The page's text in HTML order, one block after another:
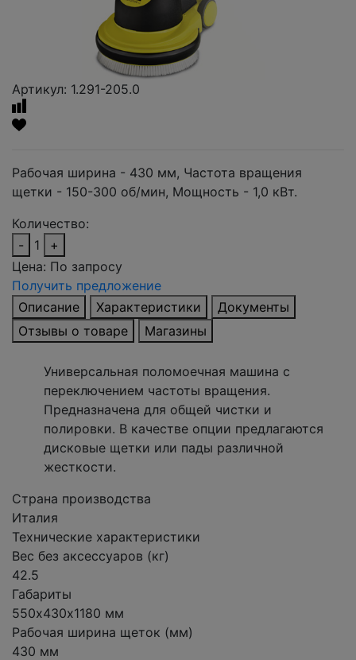
Артикул: 1.291-205.0
Рабочая ширина - 430 мм, Частота вращения
щетки - 150-300 об/мин, Мощность - 1,0 кВт.
Количество:
-
1
+
Цена: По запросу
Получить предложение
Описание
Характеристики
Документы
Отзывы о товаре
Магазины
Универсальная поломоечная машина с
переключением частоты вращения.
Предназначена для общей чистки и
полировки. В качестве опции предлагаются
дисковые щетки или пады различной
жесткости.
Страна производства
Италия
Технические характеристики
Вес без аксессуаров (кг)
42.5
Габариты
550х430х1180 мм
Рабочая ширина щеток (мм)
430 мм